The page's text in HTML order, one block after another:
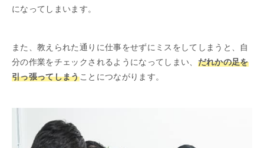
になってしまいます。
また、教えられた通りに仕事をせずにミスをしてしまうと、自
分の作業をチェックされるようになってしまい、 だれかの足を
引っ張ってしまうことにつながります。